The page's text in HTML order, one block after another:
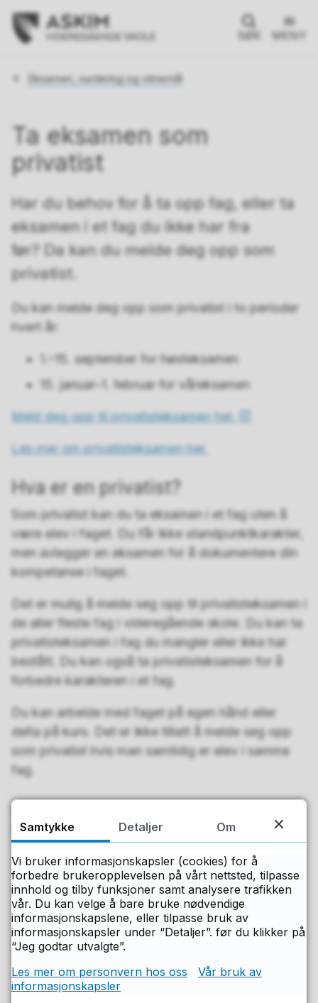
SØK MENY
Du
Eksamen, vurdering og vitnemål
Ta eksamen som
privatist
Har du behov for å ta opp fag, eller ta
eksamen i et fag du ikke har fra
før? Da kan du melde deg opp som
privatist.
Du kan melde deg opp som privatist i to perioder
hvert år:
1.–15. september for høsteksamen
15. januar–1. februar for våreksamen
Meld deg opp til privatisteksamen her.
Les mer om privatisteksamen her.
Hva er en privatist?
Som privatist kan du ta eksamen i et fag uten å
være elev i faget. Du får ikke standpunktkarakter,
men avlegger en eksamen for å dokumentere din
kompetanse i faget.
Det er mulig å melde seg opp til privatisteksamen i
de aller fleste fag i videregående skole. Du kan ta
privatisteksamen i fag du mangler eller ikke har
bestått. Du kan også ta privatisteksamen for å
forbedre karakteren i et fag.
Du kan arbeide med faget på egen hånd eller
delta på kurs. Det er ikke tillatt å melde seg opp
som privatist hvis man samtidig er elev i samme
fag.
Sist endret
09.01.2024 11.17
Fant du det du lette etter på denne
siden?
Ja
Samtykke Detaljer Om
Vi bruker informasjonskapsler (cookies) for å
forbedre brukeropplevelsen på vårt nettsted, tilpasse
innhold og tilby funksjoner samt analysere trafikken
vår. Du kan velge å bare bruke nødvendige
informasjonskapslene, eller tilpasse bruk av
informasjonskapsler under “Detaljer”. før du klikker på
“Jeg godtar utvalgte”.
Les mer om personvern hos oss
Vår bruk av
informasjonskapsler